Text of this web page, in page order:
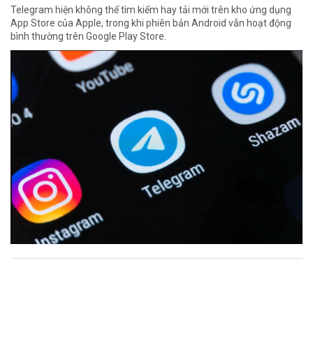
Telegram hiện không thể tìm kiếm hay tải mới trên kho ứng dụng
App Store của Apple, trong khi phiên bản Android vẫn hoạt động
bình thường trên Google Play Store.